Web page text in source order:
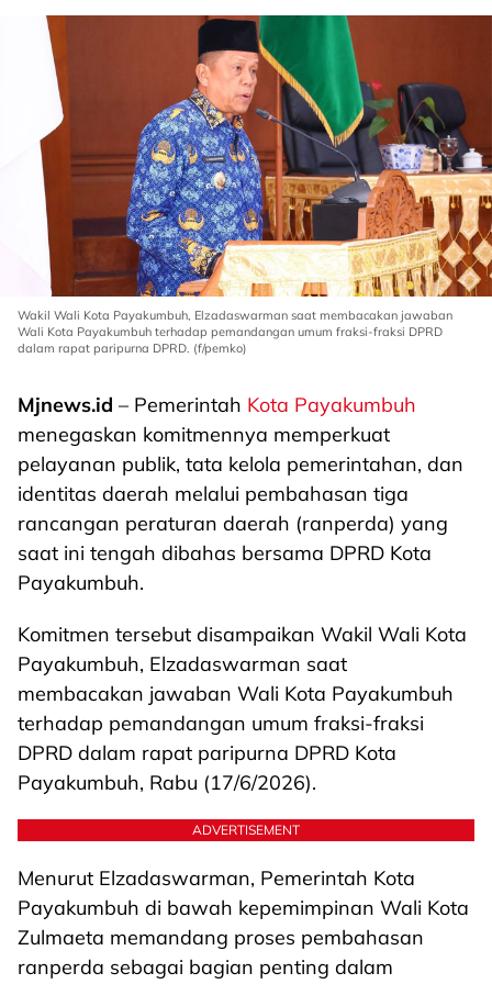
Wakil Wali Kota Payakumbuh, Elzadaswarman saat membacakan jawaban
Wali Kota Payakumbuh terhadap pemandangan umum fraksi-fraksi DPRD
dalam rapat paripurna DPRD. (f/pemko)
Mjnews.id – Pemerintah Kota Payakumbuh
menegaskan komitmennya memperkuat
pelayanan publik, tata kelola pemerintahan, dan
identitas daerah melalui pembahasan tiga
rancangan peraturan daerah (ranperda) yang
saat ini tengah dibahas bersama DPRD Kota
Payakumbuh.
Komitmen tersebut disampaikan Wakil Wali Kota
Payakumbuh, Elzadaswarman saat
membacakan jawaban Wali Kota Payakumbuh
terhadap pemandangan umum fraksi-fraksi
DPRD dalam rapat paripurna DPRD Kota
Payakumbuh, Rabu (17/6/2026).
ADVERTISEMENT
Menurut Elzadaswarman, Pemerintah Kota
Payakumbuh di bawah kepemimpinan Wali Kota
Zulmaeta memandang proses pembahasan
ranperda sebagai bagian penting dalam